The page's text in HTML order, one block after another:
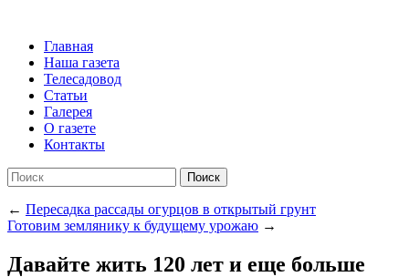
Главная
Наша газета
Телесадовод
Статьи
Галерея
О газете
Контакты
Поиск
← Пересадка рассады огурцов в открытый грунт
Готовим землянику к будущему урожаю →
Давайте жить 120 лет и еще больше